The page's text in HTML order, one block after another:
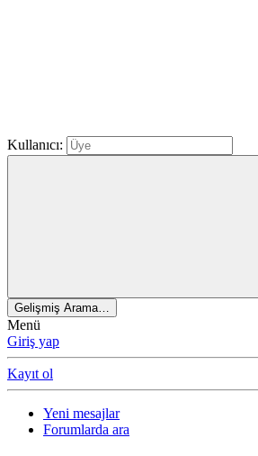
Kullanıcı:
Gelişmiş Arama…
Menü
Giriş yap
Kayıt ol
Yeni mesajlar
Forumlarda ara